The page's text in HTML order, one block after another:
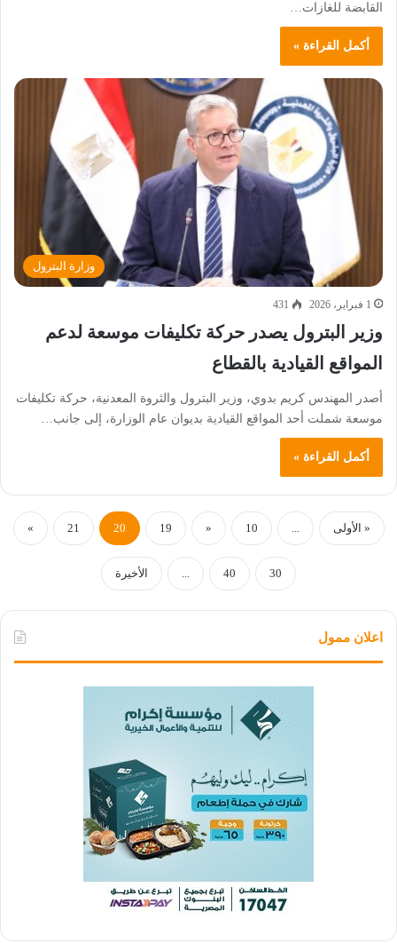
القابضة للغازات…
أكمل القراءة »
وزارة البترول
1 فبراير، 2026 431
وزير البترول يصدر حركة تكليفات موسعة لدعم
المواقع القيادية بالقطاع
أصدر المهندس كريم بدوي، وزير البترول والثروة المعدنية، حركة تكليفات
موسعة شملت أحد المواقع القيادية بديوان عام الوزارة، إلى جانب…
أكمل القراءة »
« الأولى ...
10
«
19
20
21
»
30
40
... الأخيرة
اعلان ممول